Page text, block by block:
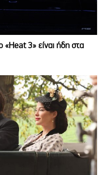
«Heat 3» είναι ήδη στα